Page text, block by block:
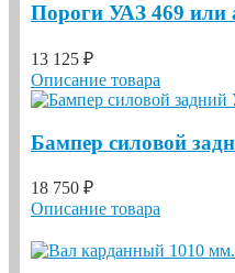
Пороги УАЗ 469 или
13 125 ₽
Описание товара
Бампер силовой
18 750 ₽
Описание товара